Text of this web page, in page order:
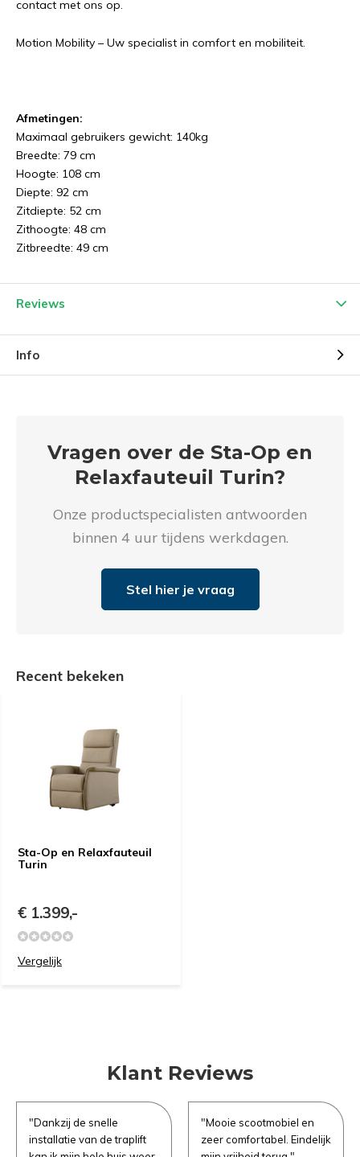
contact met ons op.
Motion Mobility – Uw specialist in comfort en mobiliteit.
Afmetingen:
Maximaal gebruikers gewicht: 140kg
Breedte: 79 cm
Hoogte: 108 cm
Diepte: 92 cm
Zitdiepte: 52 cm
Zithoogte: 48 cm
Zitbreedte: 49 cm
Reviews
Info
Vragen over de Sta-Op en
Relaxfauteuil Turin?
Onze productspecialisten antwoorden
binnen 4 uur tijdens werkdagen.
Stel hier je vraag
Recent bekeken
Sta-Op en Relaxfauteuil
Turin
€ 1.399,-
Vergelijk
Klant Reviews
"Dankzij de snelle
installatie van de traplift
"Mooie scootmobiel en
zeer comfortabel. Eindelijk
Uitproberen in de